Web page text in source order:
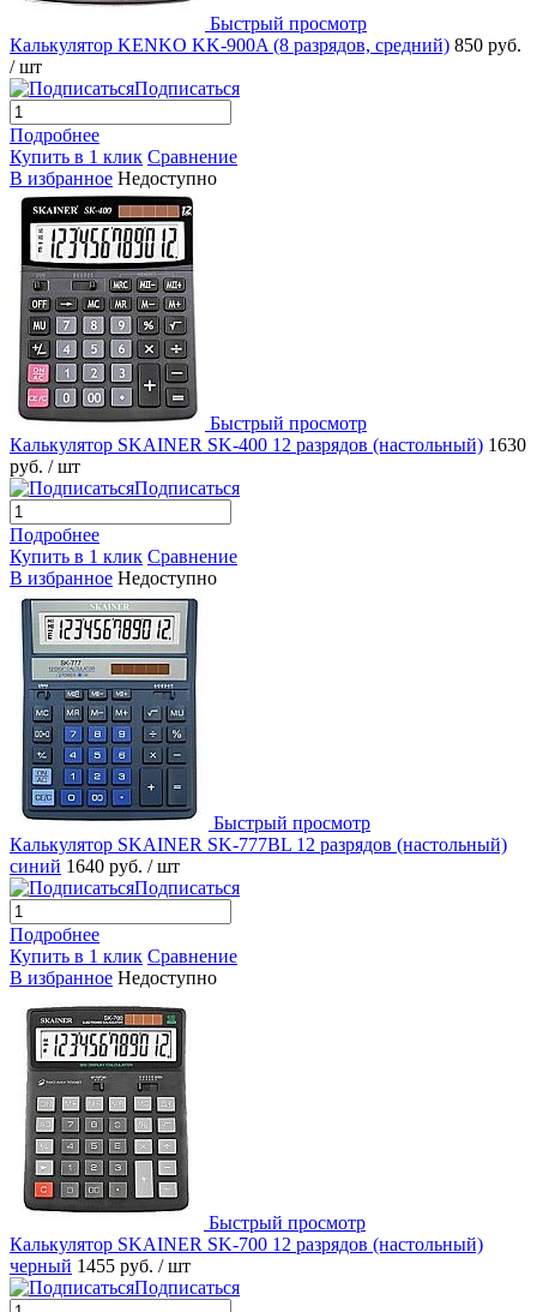
Быстрый просмотр
Калькулятор KENKO KK-900A (8 разрядов, средний) 850 руб.
/ шт
Подписаться
Подробнее
Купить в 1 клик Сравнение
В избранное Недоступно
Быстрый просмотр
Калькулятор SKAINER SK-400 12 разрядов (настольный) 1630
руб. / шт
Подписаться
Подробнее
Купить в 1 клик Сравнение
В избранное Недоступно
Быстрый просмотр
Калькулятор SKAINER SK-777BL 12 разрядов (настольный)
синий 1640 руб. / шт
Подписаться
Подробнее
Купить в 1 клик Сравнение
В избранное Недоступно
Быстрый просмотр
Калькулятор SKAINER SK-700 12 разрядов (настольный)
черный 1455 руб. / шт
Подписаться